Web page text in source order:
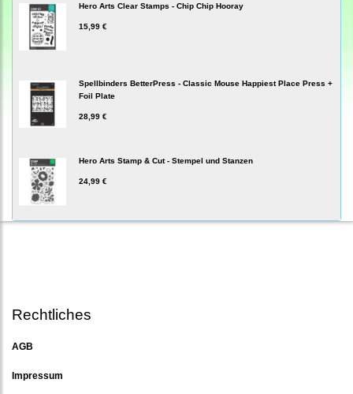
Hero Arts Clear Stamps - Chip Chip Hooray
15,99 €
Spellbinders BetterPress - Classic Mouse Happiest Place Press +
Foil Plate
28,99 €
Hero Arts Stamp & Cut - Stempel und Stanzen
24,99 €
Rechtliches
AGB
Impressum